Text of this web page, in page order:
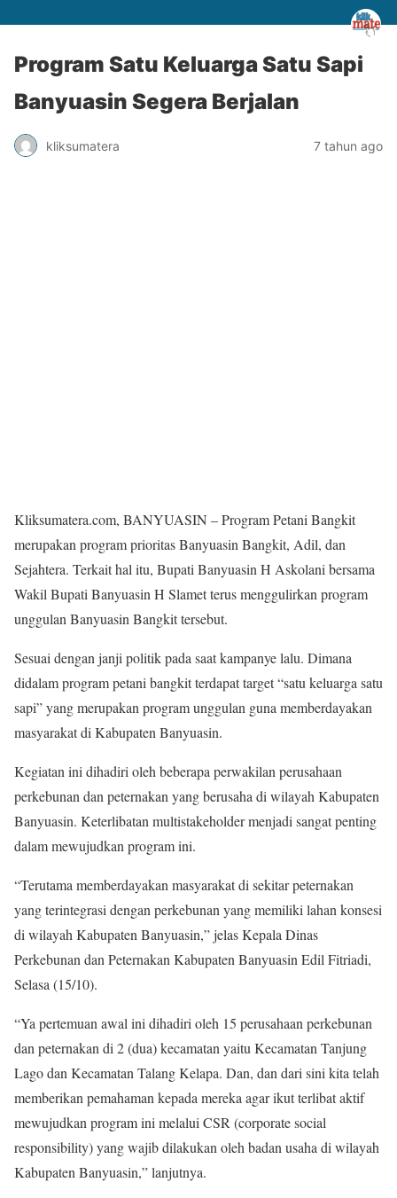
Program Satu Keluarga Satu Sapi
Banyuasin Segera Berjalan
kliksumatera 7 tahun ago
Kliksumatera.com, BANYUASIN – Program Petani Bangkit
merupakan program prioritas Banyuasin Bangkit, Adil, dan
Sejahtera. Terkait hal itu, Bupati Banyuasin H Askolani bersama
Wakil Bupati Banyuasin H Slamet terus menggulirkan program
unggulan Banyuasin Bangkit tersebut.
Sesuai dengan janji politik pada saat kampanye lalu. Dimana
didalam program petani bangkit terdapat target “satu keluarga satu
sapi” yang merupakan program unggulan guna memberdayakan
masyarakat di Kabupaten Banyuasin.
Kegiatan ini dihadiri oleh beberapa perwakilan perusahaan
perkebunan dan peternakan yang berusaha di wilayah Kabupaten
Banyuasin. Keterlibatan multistakeholder menjadi sangat penting
dalam mewujudkan program ini.
“Terutama memberdayakan masyarakat di sekitar peternakan
yang terintegrasi dengan perkebunan yang memiliki lahan konsesi
di wilayah Kabupaten Banyuasin,” jelas Kepala Dinas
Perkebunan dan Peternakan Kabupaten Banyuasin Edil Fitriadi,
Selasa (15/10).
“Ya pertemuan awal ini dihadiri oleh 15 perusahaan perkebunan
dan peternakan di 2 (dua) kecamatan yaitu Kecamatan Tanjung
Lago dan Kecamatan Talang Kelapa. Dan, dan dari sini kita telah
memberikan pemahaman kepada mereka agar ikut terlibat aktif
mewujudkan program ini melalui CSR (corporate social
responsibility) yang wajib dilakukan oleh badan usaha di wilayah
Kabupaten Banyuasin,” lanjutnya.